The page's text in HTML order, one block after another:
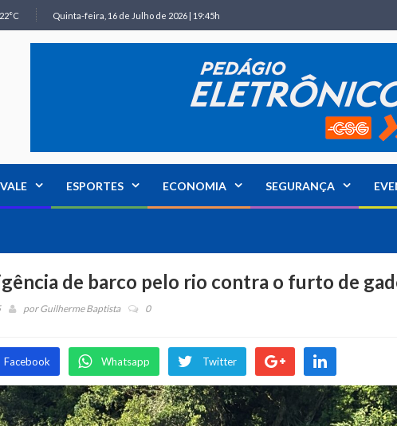
22°C Quinta-feira, 16 de Julho de 2026 | 19:45h
ESPORTES ECONOMIA SEGURANÇA
de barco pelo rio contra o furto de
porGuilherme Baptista 0
Facebook Whatsapp Twitter